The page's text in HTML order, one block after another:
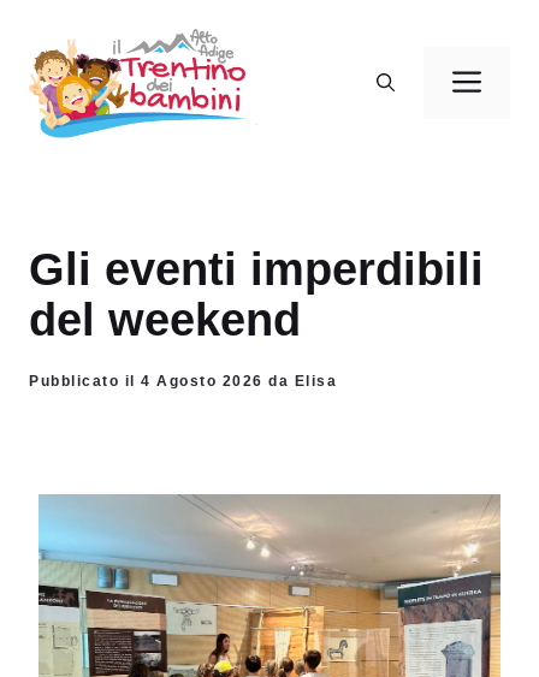
contenuto
Gli eventi imperdibili
del weekend
Pubblicato il 4 Agosto 2026 da Elisa